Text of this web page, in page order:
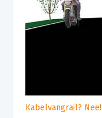
Kabelvangrail? Nee!